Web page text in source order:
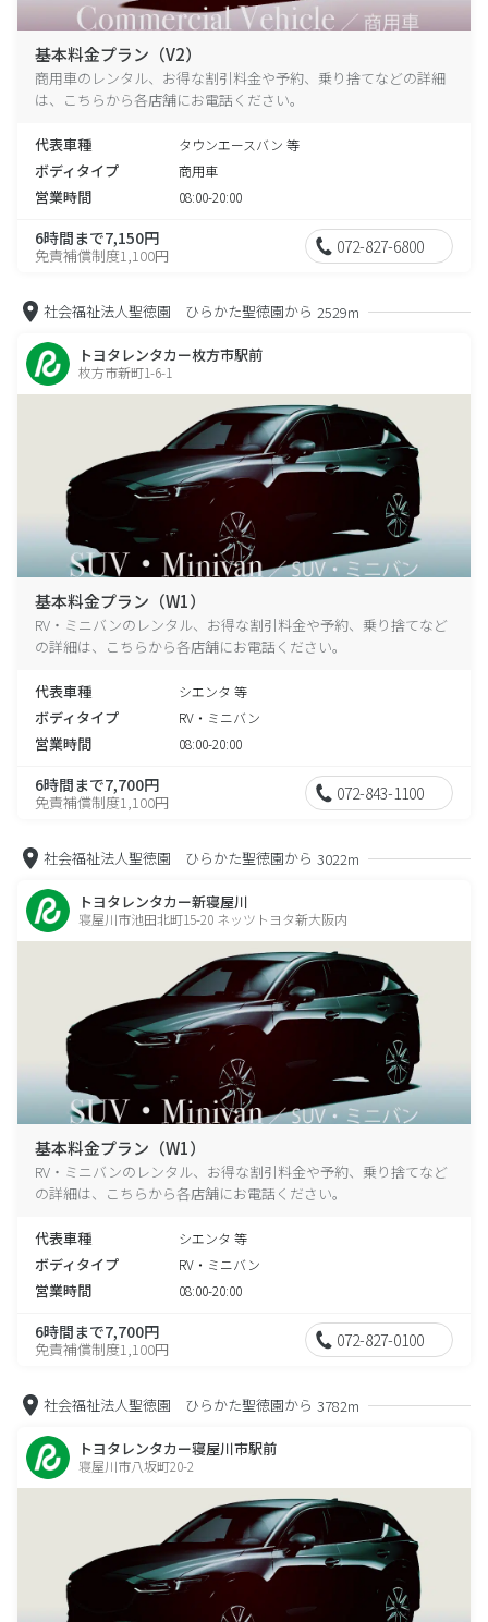
基本料金プラン（V2）
商用車のレンタル、お得な割引料金や予約、乗り捨てなどの詳細
は、こちらから各店舗にお電話ください。
代表車種 タウンエースバン 等
ボディタイプ 商用車
営業時間 08:00-20:00
6時間まで7,150円
免責補償制度1,100円 072-827-6800
社会福祉法人聖徳園 ひらかた聖徳園から 2529m
トヨタレンタカー枚方市駅前
枚方市新町1-6-1
基本料金プラン（W1）
RV・ミニバンのレンタル、お得な割引料金や予約、乗り捨てなど
の詳細は、こちらから各店舗にお電話ください。
代表車種 シエンタ 等
ボディタイプ RV・ミニバン
営業時間 08:00-20:00
6時間まで7,700円
免責補償制度1,100円 072-843-1100
社会福祉法人聖徳園 ひらかた聖徳園から 3022m
トヨタレンタカー新寝屋川
寝屋川市池田北町15-20 ネッツトヨタ新大阪内
基本料金プラン（W1）
RV・ミニバンのレンタル、お得な割引料金や予約、乗り捨てなど
の詳細は、こちらから各店舗にお電話ください。
代表車種 シエンタ 等
ボディタイプ RV・ミニバン
営業時間 08:00-20:00
6時間まで7,700円
免責補償制度1,100円 072-827-0100
社会福祉法人聖徳園 ひらかた聖徳園から 3782m
トヨタレンタカー寝屋川市駅前
寝屋川市八坂町20-2